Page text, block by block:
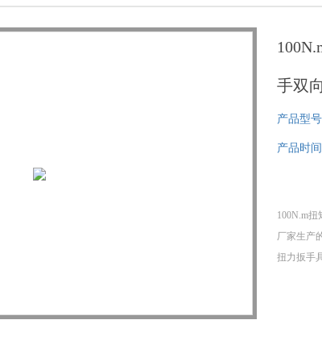
手双
产品型号
产品时间
100N.m
厂家生产
扭力扳手